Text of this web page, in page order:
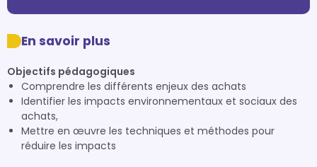
En savoir plus
Objectifs pédagogiques
Comprendre les différents enjeux des achats
Identifier les impacts environnementaux et sociaux des
achats,
Mettre en œuvre les techniques et méthodes pour
réduire les impacts